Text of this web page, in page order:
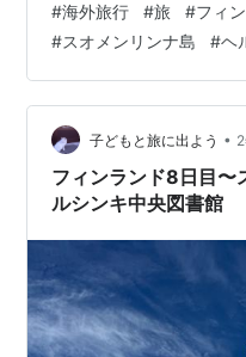
預ける。コインロッカー
のである。 お昼ごはんは
堂にしようと移動する。
が好きだ。カラフルだけ
くだけでも私は楽しい。
食堂到着。 店内当たり前
#海外旅行 #旅 #フィ
#スオメンリンナ島 #ヘ
子どもと旅に出よう •
フィンランド8日目〜
ルシンキ中央図書館